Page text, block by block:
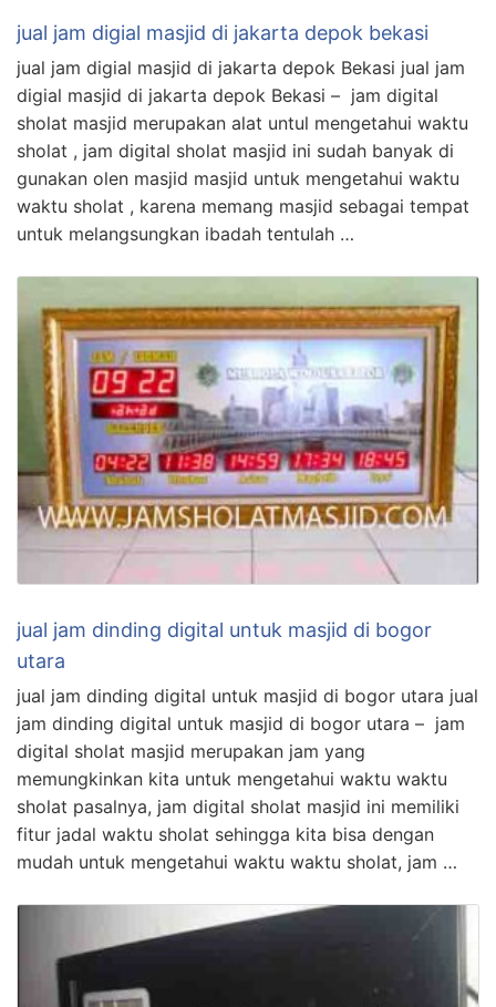
jual jam digial masjid di jakarta depok bekasi
jual jam digial masjid di jakarta depok Bekasi jual jam
digial masjid di jakarta depok Bekasi – jam digital
sholat masjid merupakan alat untul mengetahui waktu
sholat , jam digital sholat masjid ini sudah banyak di
gunakan olen masjid masjid untuk mengetahui waktu
waktu sholat , karena memang masjid sebagai tempat
untuk melangsungkan ibadah tentulah …
jual jam dinding digital untuk masjid di bogor
utara
jual jam dinding digital untuk masjid di bogor utara jual
jam dinding digital untuk masjid di bogor utara – jam
digital sholat masjid merupakan jam yang
memungkinkan kita untuk mengetahui waktu waktu
sholat pasalnya, jam digital sholat masjid ini memiliki
fitur jadal waktu sholat sehingga kita bisa dengan
mudah untuk mengetahui waktu waktu sholat, jam …